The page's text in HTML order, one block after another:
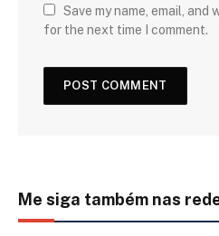
Save my name, email, and
for the next time I comment.
Me siga também nas